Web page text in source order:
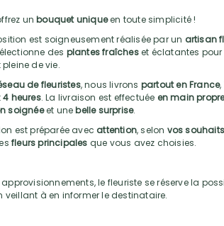
unbouquet uniqueen toute simplicité !
est soigneusement réalisée par un artisan
des plantes fraîcheset éclatantes
de vie.
de fleuristes, nous livrons partout en France,
4 heures. La livraison est effectuée en main
soignéeet unebelle surprise.
est préparée avec attention, selon vos
fleurs principales que vous avez choisies.
le fleuriste se réserve la
veillant à en informer le destinataire.